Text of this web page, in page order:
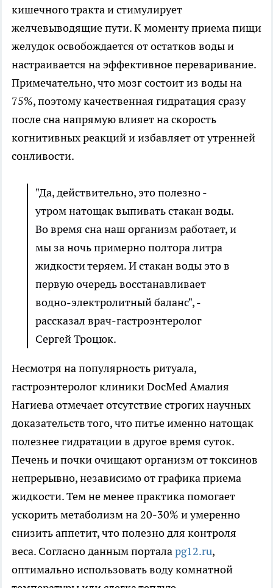
кишечного тракта и стимулирует
желчевыводящие пути. К моменту приема пищи
желудок освобождается от остатков воды и
настраивается на эффективное переваривание.
Примечательно, что мозг состоит из воды на
75%, поэтому качественная гидратация сразу
после сна напрямую влияет на скорость
когнитивных реакций и избавляет от утренней
сонливости.
"Да, действительно, это полезно -
утром натощак выпивать стакан воды.
Во время сна наш организм работает, и
мы за ночь примерно полтора литра
жидкости теряем. И стакан воды это в
первую очередь восстанавливает
водно-электролитный баланс", -
рассказал врач-гастроэнтеролог
Сергей Троцюк.
Несмотря на популярность ритуала,
гастроэнтеролог клиники DocMed Амалия
Нагиева отмечает отсутствие строгих научных
доказательств того, что питье именно натощак
полезнее гидратации в другое время суток.
Печень и почки очищают организм от токсинов
непрерывно, независимо от графика приема
жидкости. Тем не менее практика помогает
ускорить метаболизм на 20-30% и умеренно
снизить аппетит, что полезно для контроля
веса. Согласно данным порталаpg12.ru,
оптимально использовать воду комнатной